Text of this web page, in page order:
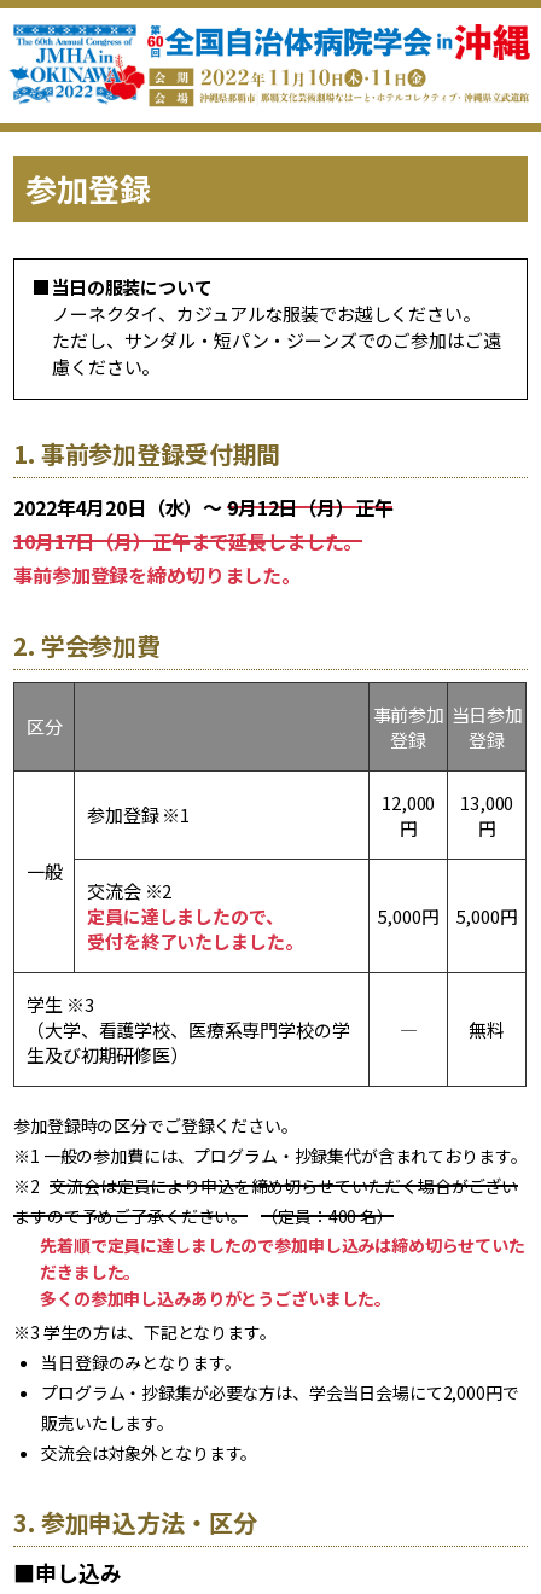
参加登録
■当日の服装について
ノーネクタイ、カジュアルな服装でお越しください。
ただし、サンダル・短パン・ジーンズでのご参加はご遠
慮ください。
1. 事前参加登録受付期間
2022年4月20日（水）～9月12日（月）正午
10月17日（月）正午まで延長しました。
事前参加登録を締め切りました。
2. 学会参加費
区分
事前参加
登録
当日参加
登録
一般
参加登録 ※1
12,000
円
13,000
円
交流会 ※2
定員に達しましたので、
受付を終了いたしました。
5,000円 5,000円
学生 ※3
（大学、看護学校、医療系専門学校の学
生及び初期研修医）
― 無料
参加登録時の区分でご登録ください。
※1 一般の参加費には、プログラム・抄録集代が含まれております。
※2 交流会は定員により申込を締め切らせていただく場合がござい
ますので予めご了承ください。 （定員：400 名）
先着順で定員に達しましたので参加申し込みは締め切らせていた
だきました。
多くの参加申し込みありがとうございました。
※3 学生の方は、下記となります。
当日登録のみとなります。
プログラム・抄録集が必要な方は、学会当日会場にて2,000円で
販売いたします。
交流会は対象外となります。
3. 参加申込方法・区分
■申し込み